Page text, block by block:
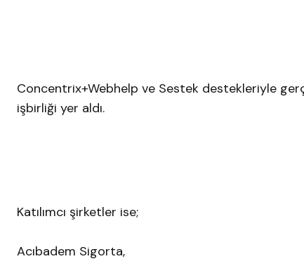
Concentrix+Webhelp ve Sestek destekleriyle
işbirliği yer aldı.
Katılımcı şirketler ise;
Acıbadem Sigorta,